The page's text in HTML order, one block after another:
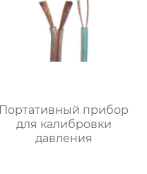
Портативный прибор
для калибровки
давления